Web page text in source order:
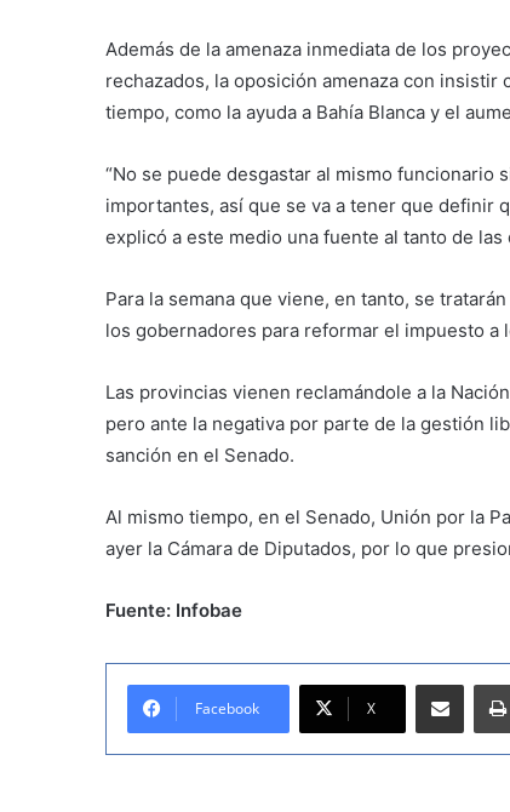
Además de la amenaza inmediata de los
rechazados, la oposición amenaza con
tiempo, como la ayuda a Bahía Blanca y el
“No se puede desgastar al mismo funcionario
importantes, así que se va a tener que definir
explicó a este medio una fuente al tanto de
Para la semana que viene, en tanto, se
los gobernadores para reformar el impuesto
Las provincias vienen reclamándole a la
pero ante la negativa por parte de la gestión
sanción en el Senado.
Al mismo tiempo, en el Senado, Unión por la
ayer la Cámara de Diputados, por lo que
Fuente: Infobae
Facebook X